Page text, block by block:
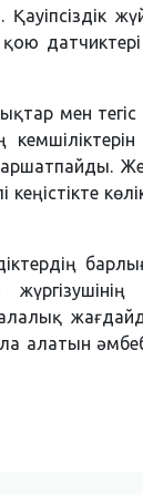
мен тегіс
алатын